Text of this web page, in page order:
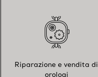
Riparazione e vendita di
orologi